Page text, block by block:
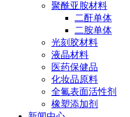
聚酰亚胺材料
二酐单体
二胺单体
光刻胶材料
液晶材料
医药保健品
化妆品原料
全氟表面活性剂
橡塑添加剂